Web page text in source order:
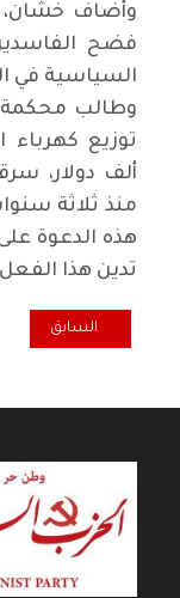
وأضاف
فضح
السياسية في
وطالب محكمة
ألف دولار،
منذ ثلاثة
هذه الدعوة
تدين هذا الفعل
المقال السابق:
السابق